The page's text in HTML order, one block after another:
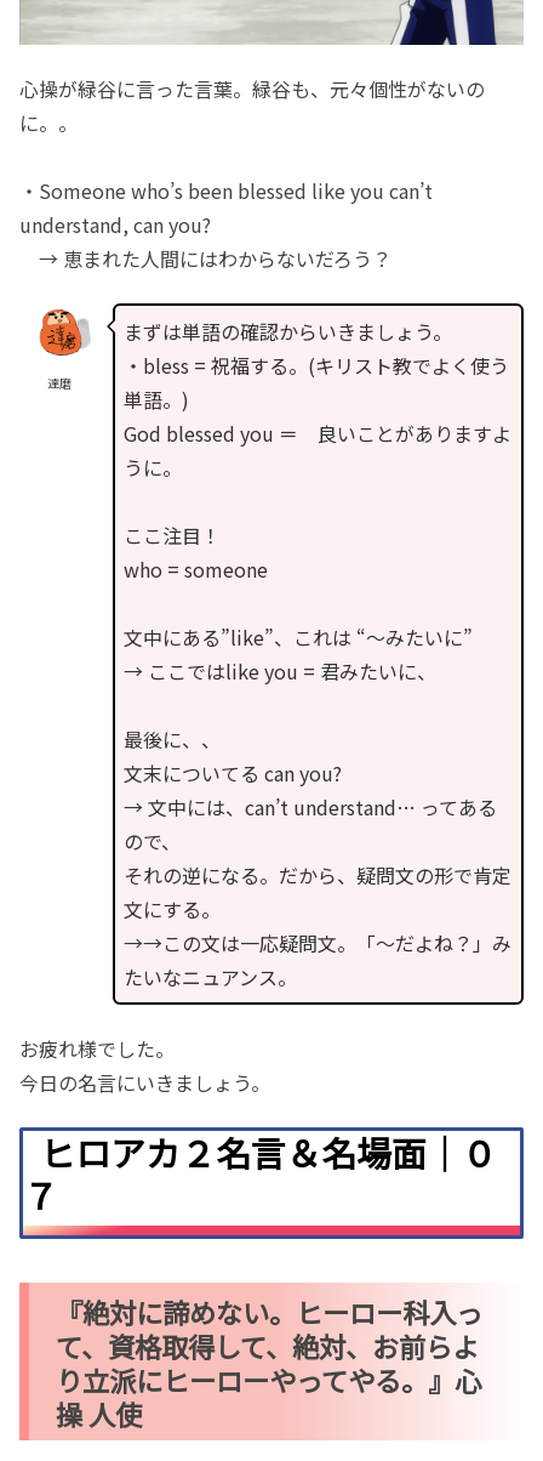
心操が緑谷に言った言葉。緑谷も、元々個性がないの
に。。
・Someone who’s been blessed like you can’t
understand, can you?
→ 恵まれた人間にはわからないだろう？
達磨
まずは単語の確認からいきましょう。
・bless = 祝福する。(キリスト教でよく使う
単語。)
God blessed you ＝ 良いことがありますよ
うに。
ここ注目！
who = someone
文中にある”like”、これは “〜みたいに”
→ ここではlike you = 君みたいに、
最後に、、
文末についてる can you?
→ 文中には、can’t understand… ってある
ので、
それの逆になる。だから、疑問文の形で肯定
文にする。
→→この文は一応疑問文。「〜だよね？」み
たいなニュアンス。
お疲れ様でした。
今日の名言にいきましょう。
ヒロアカ２名言＆名場面｜０
７
『絶対に諦めない。ヒーロー科入っ
て、資格取得して、絶対、お前らよ
り立派にヒーローやってやる。』心
操 人使